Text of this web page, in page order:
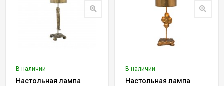
В процессе оформления заказа рекомендуется предоставлять
достоверную информацию - это позволит практически сразу
отдать заявку в обработку. Получить стильные настольные
лампы европейского производства станет делом нескольких
В наличии
Настольная лампа
В наличии
Настольная лампа